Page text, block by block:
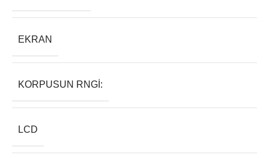
EKRAN
KORPUSUN RNGI:
LCD